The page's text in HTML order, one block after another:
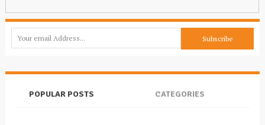
POPULAR POSTS CATEGORIES